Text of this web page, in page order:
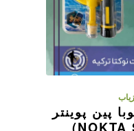
پین پوینتر